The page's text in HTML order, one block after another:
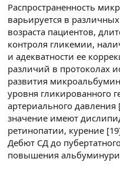
Распространенность
варьируется в
возраста пациентов,
контроля гликемии,
и адекватности ее
различий в протоколах
развития
уровня гликированного
артериального
значение имеют
ретинопатии, курение
Дебют СД до
повышения